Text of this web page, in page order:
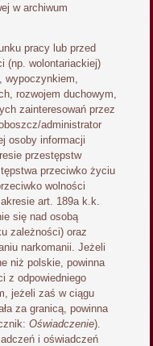
w archiwum
pracy lub przed
(np. wolontariackiej)
wypoczynkiem,
rozwojem duchowym,
zainteresowań przez
administrator
osoby informacji
przestępstw
przeciwko życiu
wolności
art. 189a k.k.
się nad osobą
zależności) oraz
narkomanii. Jeżeli
niż polskie, powinna
z odpowiedniego
jeżeli zaś w ciągu
za granicą, powinna
Oświadczenie).
i oświadczeń